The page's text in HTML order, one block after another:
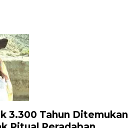
3.300 Tahun Ditemukan